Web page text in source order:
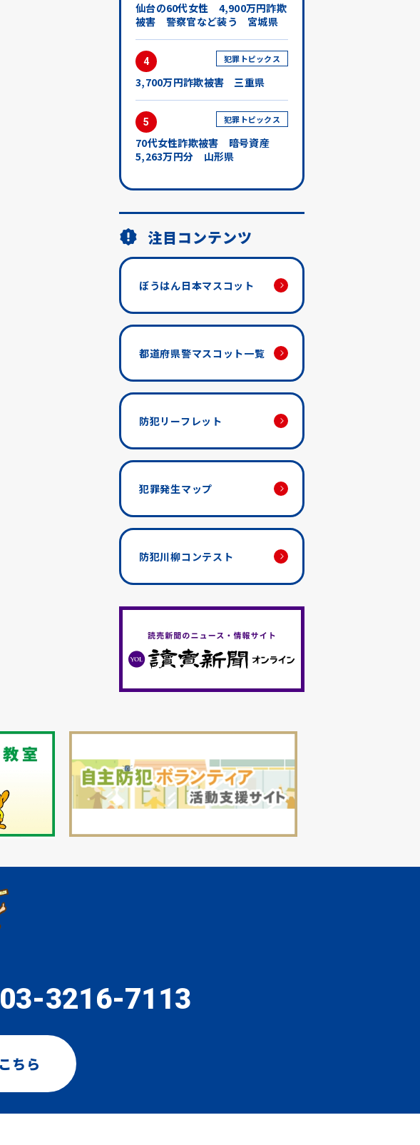
仙台の60代女性 4,900万円詐欺
被害 警察官など装う 宮城県
4 犯罪トピックス
3,700万円詐欺被害 三重県
5 犯罪トピックス
70代女性詐欺被害 暗号資産
5,263万円分 山形県
注目コンテンツ
ぼうはん日本マスコット
都道府県警マスコット一覧
防犯リーフレット
犯罪発生マップ
防犯川柳コンテスト
03-3216-7113
ちら